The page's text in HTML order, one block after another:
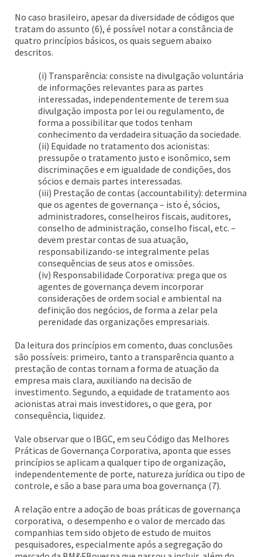
No caso brasileiro, apesar da diversidade de códigos que
tratam do assunto (6), é possível notar a constância de
quatro princípios básicos, os quais seguem abaixo
descritos.
(i) Transparência: consiste na divulgação voluntária
de informações relevantes para as partes
interessadas, independentemente de terem sua
divulgação imposta por lei ou regulamento, de
forma a possibilitar que todos tenham
conhecimento da verdadeira situação da sociedade.
(ii) Equidade no tratamento dos acionistas:
pressupõe o tratamento justo e isonômico, sem
discriminações e em igualdade de condições, dos
sócios e demais partes interessadas.
(iii) Prestação de contas (accountability): determina
que os agentes de governança – isto é, sócios,
administradores, conselheiros fiscais, auditores,
conselho de administração, conselho fiscal, etc. –
devem prestar contas de sua atuação,
responsabilizando-se integralmente pelas
consequências de seus atos e omissões.
(iv) Responsabilidade Corporativa: prega que os
agentes de governança devem incorporar
considerações de ordem social e ambiental na
definição dos negócios, de forma a zelar pela
perenidade das organizações empresariais.
Da leitura dos princípios em comento, duas conclusões
são possíveis: primeiro, tanto a transparência quanto a
prestação de contas tornam a forma de atuação da
empresa mais clara, auxiliando na decisão de
investimento. Segundo, a equidade de tratamento aos
acionistas atrai mais investidores, o que gera, por
consequência, liquidez.
Vale observar que o IBGC, em seu Código das Melhores
Práticas de Governança Corporativa, aponta que esses
princípios se aplicam a qualquer tipo de organização,
independentemente de porte, natureza jurídica ou tipo de
controle, e são a base para uma boa governança (7).
A relação entre a adoção de boas práticas de governança
corporativa, o desempenho e o valor de mercado das
companhias tem sido objeto de estudo de muitos
pesquisadores, especialmente após a segregação do